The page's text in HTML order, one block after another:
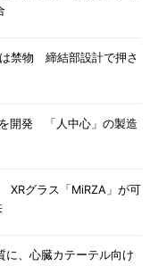
は禁物 締結部設計で押さ
開発 「人中心」の製造
XRグラス「MiRZA」が可
に、心臓カテーテル向け